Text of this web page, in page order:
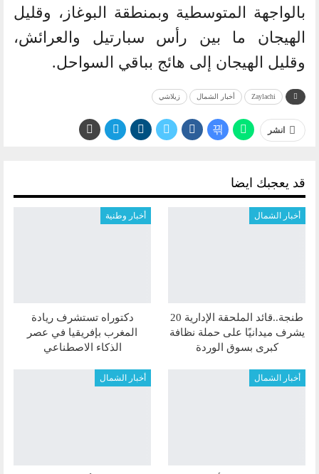
بالواجهة المتوسطية وبمنطقة البوغاز، وقليل
الهيجان ما بين رأس سبارتيل والعرائش،
وقليل الهيجان إلى هائج بباقي السواحل.
Zaylachi أخبار الشمال زيلاشي
انشر
قد يعجبك ايضا
أخبار الشمال
طنجة..قائد الملحقة الإدارية 20
يشرف ميدانيًا على حملة نظافة
كبرى بسوق الوردة
أخبار وطنية
دكتوراه تستشرف ريادة
المغرب بإفريقيا في عصر
الذكاء الاصطناعي
أخبار الشمال أخبار الشمال